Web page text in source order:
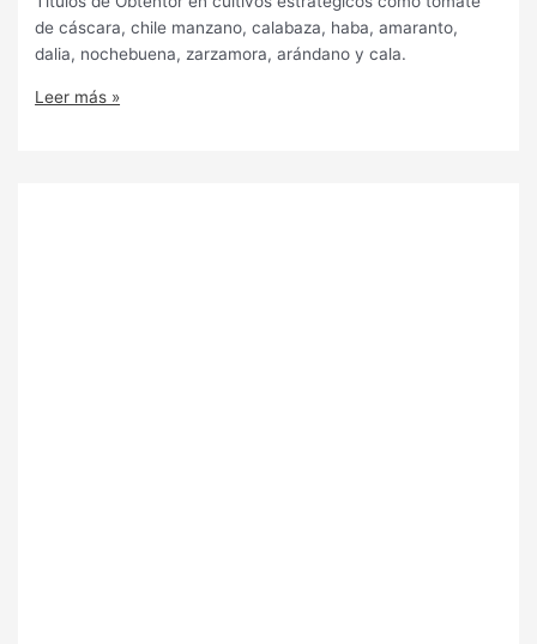
de cáscara, chile manzano, calabaza, haba, amaranto,
dalia, nochebuena, zarzamora, arándano y cala.
Leer más »